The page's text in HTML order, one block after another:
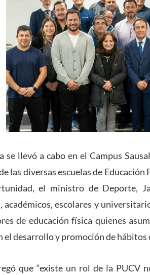
se llevó a cabo en el Campus
las diversas escuelas de
el ministro de Deporte,
académicos, escolares y
de educación física quienes
el desarrollo y promoción de hábitos
que “existe un rol de la PUCV